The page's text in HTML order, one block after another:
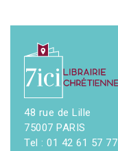
48 rue de Lille
75007 PARIS
Tel : 01 42 61 57 77